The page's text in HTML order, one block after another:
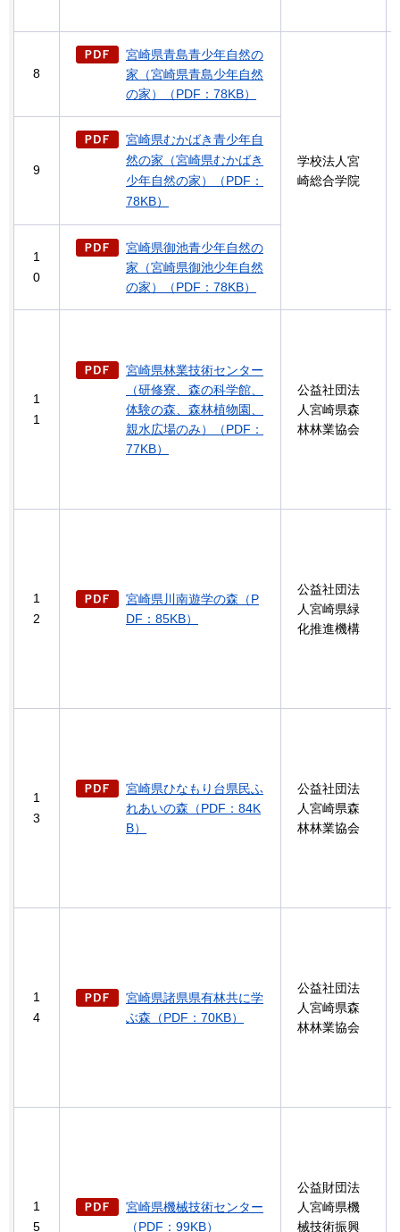
8
宮崎県青島青少年自然の
家（宮崎県青島少年自然
の家）（PDF：78KB）
学校法人宮
崎総合学院
9
宮崎県むかばき青少年自
然の家（宮崎県むかばき
少年自然の家）（PDF：
78KB）
1
0
宮崎県御池青少年自然の
家（宮崎県御池少年自然
の家）（PDF：78KB）
1
1
宮崎県林業技術センター
（研修寮、森の科学館、
体験の森、森林植物園、
親水広場のみ）（PDF：
77KB）
公益社団法
人宮崎県森
林林業協会
1
2
宮崎県川南遊学の森（P
DF：85KB）
公益社団法
人宮崎県緑
化推進機構
1
3
宮崎県ひなもり台県民ふ
れあいの森（PDF：84K
B）
公益社団法
人宮崎県森
林林業協会
1
4
宮崎県諸県県有林共に学
ぶ森（PDF：70KB）
公益社団法
人宮崎県森
林林業協会
1
5
宮崎県機械技術センター
（PDF：99KB）
公益財団法
人宮崎県機
械技術振興